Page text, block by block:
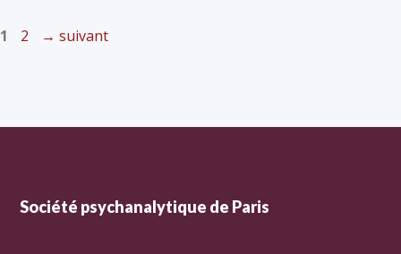
1 2 → suivant
Société psychanalytique de Paris